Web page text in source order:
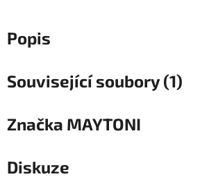
Popis
Související soubory (1)
Značka MAYTONI
Diskuze